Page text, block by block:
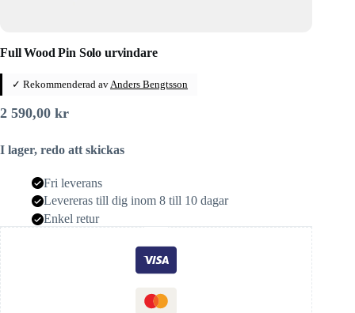
Full Wood Pin Solo urvindare
✓ Rekommenderad av Anders Bengtsson
2 590,00 kr
I lager, redo att skickas
Fri leverans
Levereras till dig inom 8 till 10 dagar
Enkel retur